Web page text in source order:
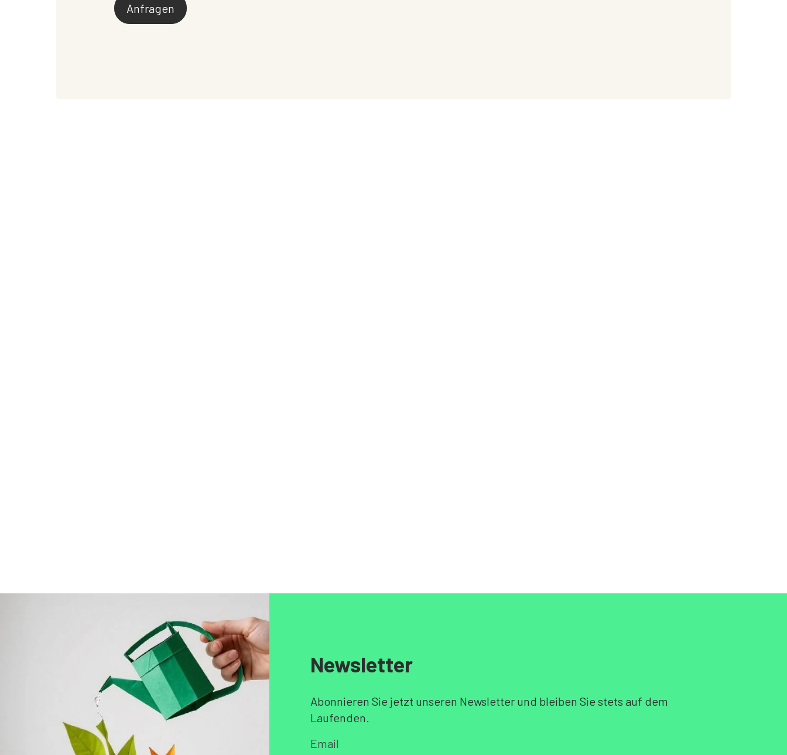
Anfragen
Newsletter
Abonnieren Sie jetzt unseren Newsletter und bleiben Sie stets auf dem
Laufenden.